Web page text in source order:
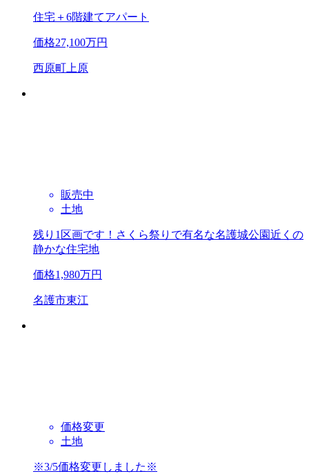
住宅＋6階建てアパート
価格27,100万円
西原町上原
販売中
土地
残り1区画です！さくら祭りで有名な名護城公園近くの
静かな住宅地
価格1,980万円
名護市東江
価格変更
土地
※3/5価格変更しました※